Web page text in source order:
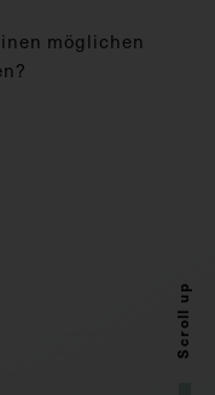
möglichen
Scroll up